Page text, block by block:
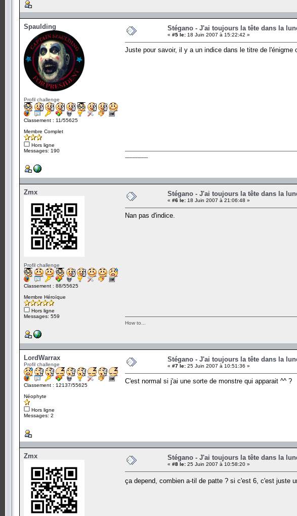
Spaulding
Profil challenge
Classement : 11/55625
Membre Complet
Hors ligne
Messages: 190
Stégano - J'ai toujours la tête dans la
« #5 le: 18 Juin 2007 à 15:22:42 »
Juste pour savoir, il y a un indice dans le titre de
---------------
Zmx
Profil challenge
Classement : 88/55625
Membre Héroïque
Hors ligne
Messages: 559
Stégano - J'ai toujours la tête dans la
« #6 le: 18 Juin 2007 à 21:06:48 »
Nan pas d'indice.
How to...
LordWarrax
Profil challenge
Classement : 12137/55625
Néophyte
Hors ligne
Messages: 2
Stégano - J'ai toujours la tête dans la
« #7 le: 25 Juin 2007 à 10:51:36 »
C'est normal si j'ai une sorte de monstre qui apparait ^^ ?
Zmx Stégano - J'ai toujours la tête dans la
« #8 le: 25 Juin 2007 à 10:58:20 »
ça depend, combien a-til de patte ? si c'est 6, c'est juste